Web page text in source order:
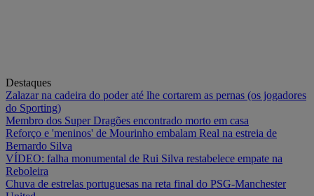
Destaques
Zalazar na cadeira do poder até lhe cortarem as pernas (os jogadores
do Sporting)
Membro dos Super Dragões encontrado morto em casa
Reforço e 'meninos' de Mourinho embalam Real na estreia de
Bernardo Silva
VÍDEO: falha monumental de Rui Silva restabelece empate na
Reboleira
Chuva de estrelas portuguesas na reta final do PSG-Manchester